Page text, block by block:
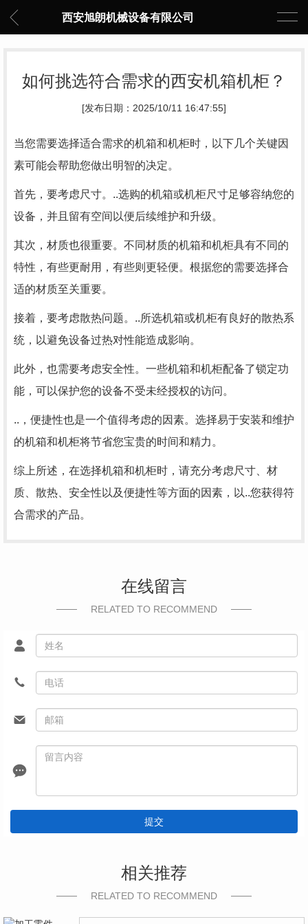
西安旭朗机械设备有限公司
如何挑选符合需求的西安机箱机柜？
[发布日期：2025/10/11 16:47:55]
当您需要选择适合需求的机箱和机柜时，以下几个关键因
素可能会帮助您做出明智的决定。
首先，要考虑尺寸。..选购的机箱或机柜尺寸足够容纳您的
设备，并且留有空间以便后续维护和升级。
其次，材质也很重要。不同材质的机箱和机柜具有不同的
特性，有些更耐用，有些则更轻便。根据您的需要选择合
适的材质至关重要。
接着，要考虑散热问题。..所选机箱或机柜有良好的散热系
统，以避免设备过热对性能造成影响。
此外，也需要考虑安全性。一些机箱和机柜配备了锁定功
能，可以保护您的设备不受未经授权的访问。
..，便捷性也是一个值得考虑的因素。选择易于安装和维护
的机箱和机柜将节省您宝贵的时间和精力。
综上所述，在选择机箱和机柜时，请充分考虑尺寸、材
质、散热、安全性以及便捷性等方面的因素，以..您获得符
合需求的产品。
在线留言
RELATED TO RECOMMEND
提交
相关推荐
RELATED TO RECOMMEND